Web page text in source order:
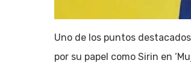
Uno de los puntos
por su papel como Sirin en